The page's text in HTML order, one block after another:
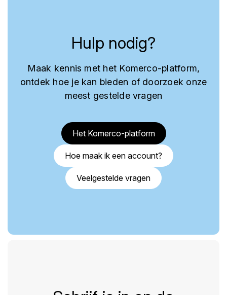
Hulp nodig?
Maak kennis met het Komerco-platform,
ontdek hoe je kan bieden of doorzoek onze
meest gestelde vragen
Het Komerco-platform
Hoe maak ik een account?
Veelgestelde vragen